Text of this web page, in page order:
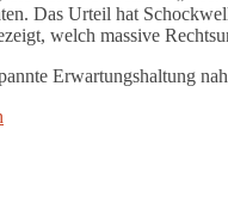
Das Urteil hat
welch massive
Erwartungshaltung